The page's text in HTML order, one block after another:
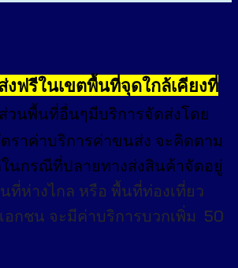
งฟรีในเขตพื้นที่จุดใกล้เคียงที่
ส่วนพื้นที่อื่นๆมีบริการจัดส่งโดย
ราค่าบริการค่าขนส่ง จะคิดตาม
นกรณีที่ปลายทางส่งสินค้าจัดอยู่
ที่ห่างไกล หรือ พื้นที่ท่องเที่ยว
อกชน จะมีค่าบริการบวกเพิ่ม 50